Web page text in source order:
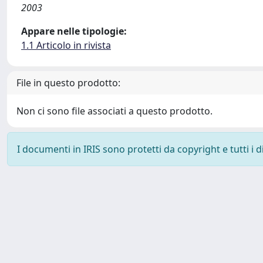
2003
Appare nelle tipologie:
1.1 Articolo in rivista
File in questo prodotto:
Non ci sono file associati a questo prodotto.
I documenti in IRIS sono protetti da copyright e tutti i